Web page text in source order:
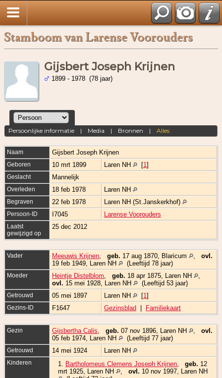
Stamboom van Larense Voorouders
Gijsbert Joseph Krijnen
1899 - 1978 (78 jaar)
Persoonlijke informatie | Media | Bronnen |Alles
Naam Gijsbert Joseph Krijnen
Geboren 10 mrt 1899 Laren NH [1 ]
Geslacht Mannelijk
Overleden 18 feb 1978 Laren NH
Begraven 22 feb 1978 Laren NH (St.Janskerkhof)
Persoon-ID I7045 Larense Voorouders
Laatst
gewijzigd op
25 dec 2012
Vader Meeuwis Krijnen geb. 17 aug 1870, Blaricum
ovl.
19 feb 1949, Laren NH
(Leeftijd 78 jaar)
Moeder Heintje Distelblom geb. 18 apr 1875, Laren NH
ovl. 15 mei 1928, Laren NH (Leeftijd 53 jaar)
Getrouwd 05 mei 1897 Laren NH [1 ]
Gezins-ID F1647 Gezinsblad Familiekaart
Gezin Gijsbertha Calis geb. 07 nov 1896, Laren NH
ovl.
05 feb 1974, Laren NH
(Leeftijd 77 jaar)
Getrouwd 14 mei 1924 Laren NH
Kinderen 1. Bartholomeus Clemens Joseph Krijnen geb. 12
mrt 1925, Laren NH
ovl. 10 nov 1997, Laren NH